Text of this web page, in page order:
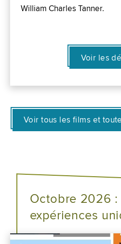
William Charles Tanner.
Voir les
Voir tous les films et
Octobre 2026 :
expériences